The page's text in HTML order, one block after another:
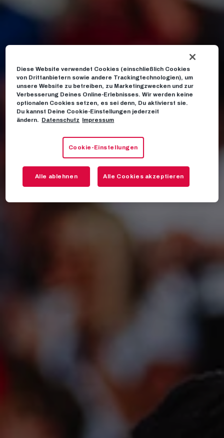
Diese Website verwendet Cookies (einschließlich Cookies
von Drittanbietern sowie andere Trackingtechnologien), um
unsere Website zu betreiben, zu Marketingzwecken und zur
Verbesserung Deines Online-Erlebnisses. Wir werden keine
optionalen Cookies setzen, es sei denn, Du aktivierst sie.
Du kannst Deine Cookie-Einstellungen jederzeit
ändern. Datenschutz Impressum
Cookie-Einstellungen
Alle ablehnen Alle Cookies akzeptieren